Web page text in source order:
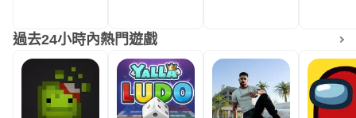
過去24小時內熱門遊戲